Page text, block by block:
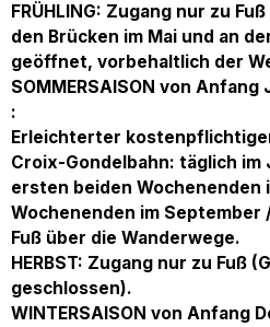
FRÜHLING: Zugang nur zu
den Brücken im Mai und an
geöffnet, vorbehaltlich der
SOMMERSAISON von
:
Erleichterter
Croix-Gondelbahn: täglich im
ersten beiden Wochenenden
Wochenenden im September
Fuß über die Wanderwege.
HERBST: Zugang nur zu Fuß
geschlossen).
WINTERSAISON von Anfang